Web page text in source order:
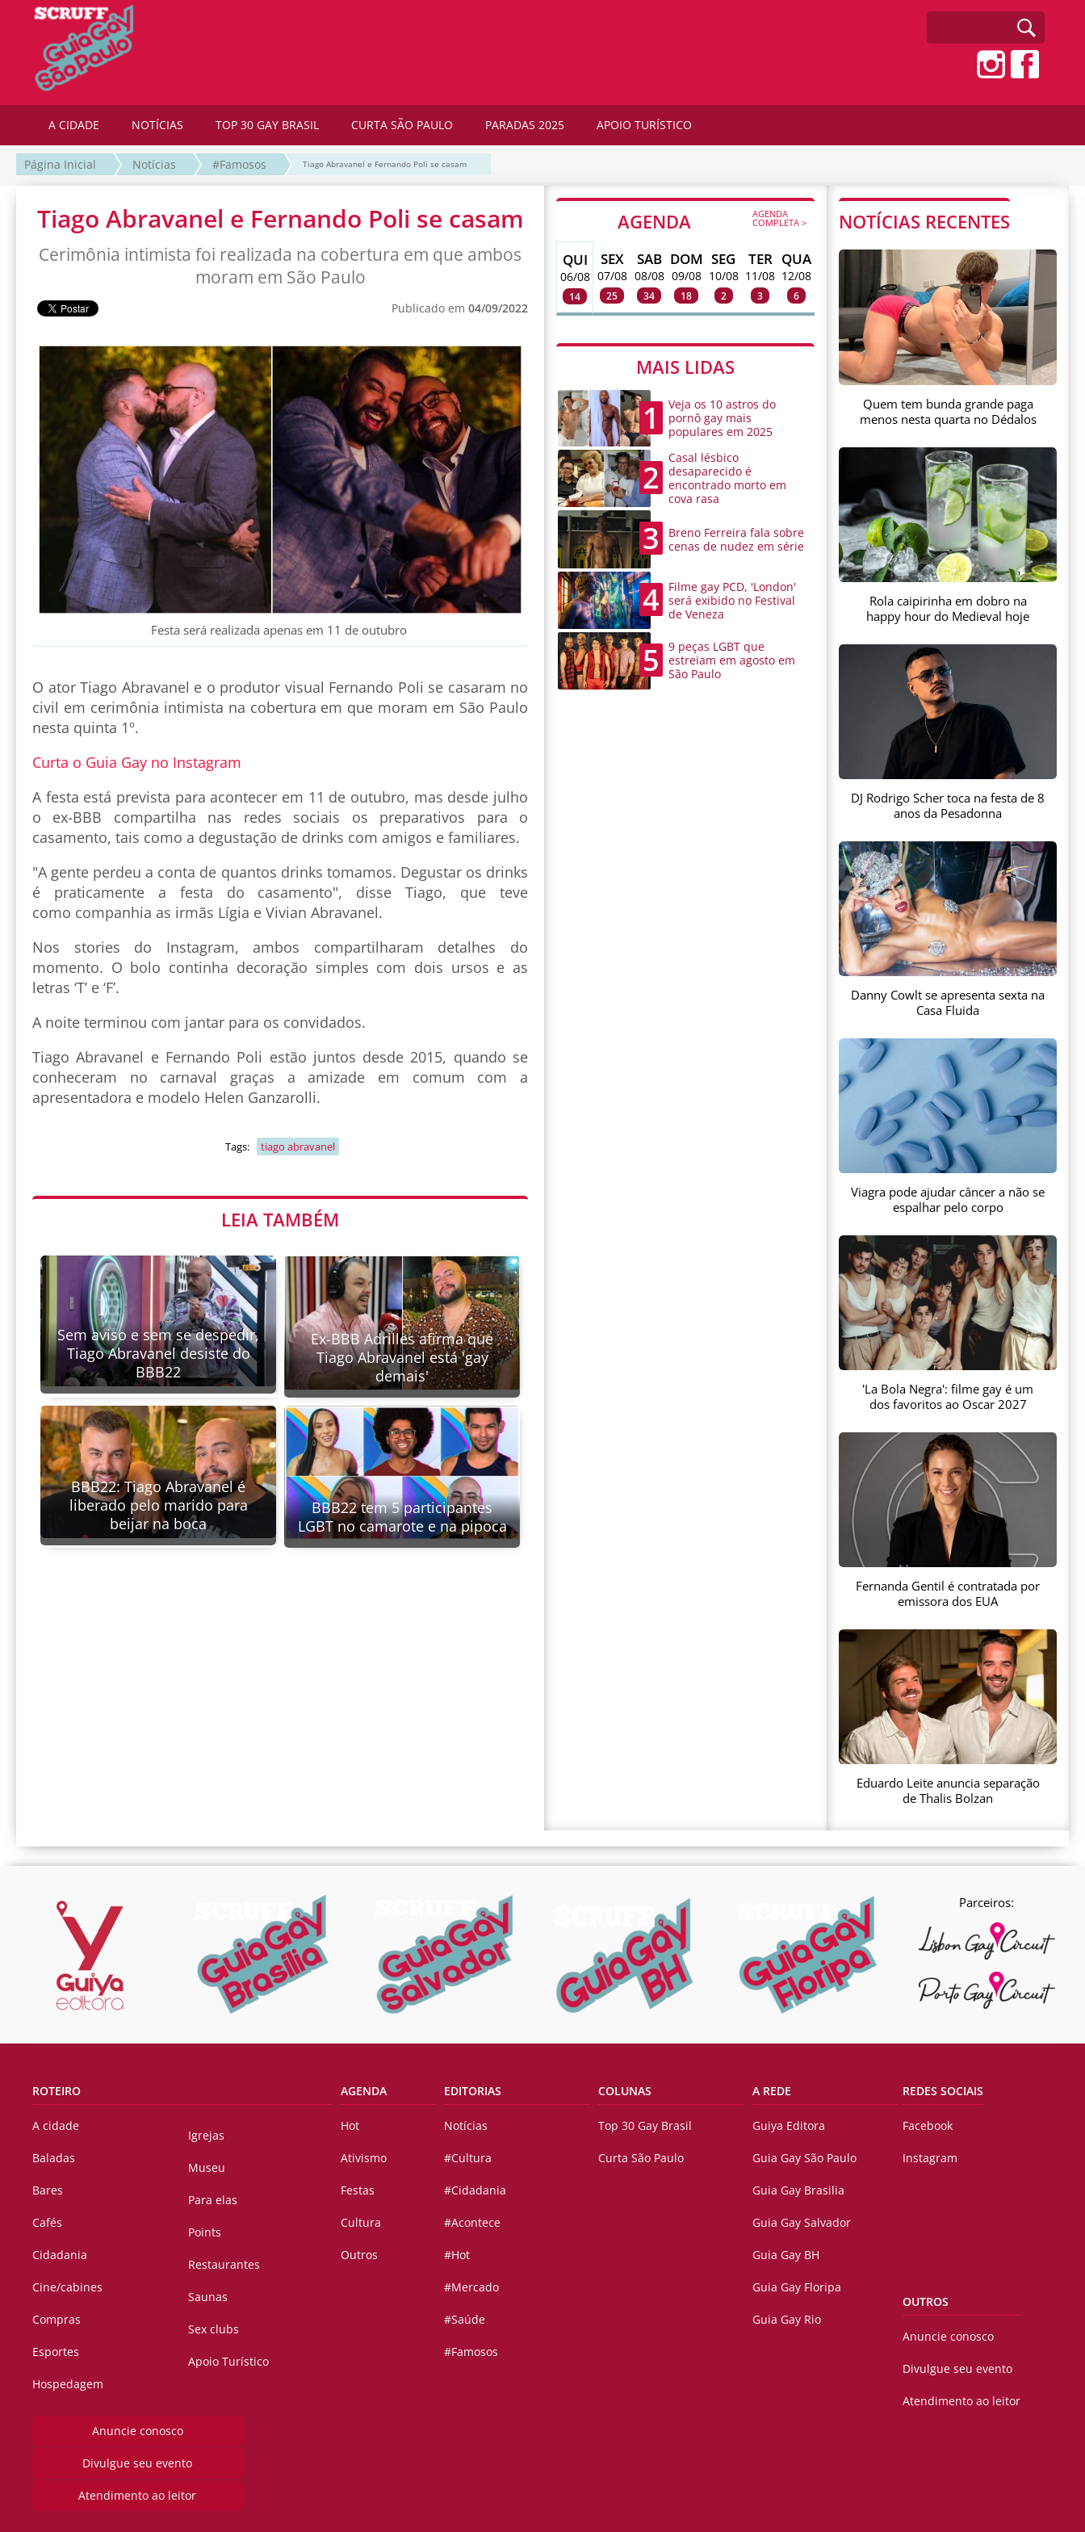
A CIDADE NOTÍCIAS TOP 30 GAY BRASIL CURTA SÃO PAULO PARADAS 2025 APOIO TURÍSTICO
Página Inicial Notícias #Famosos Tiago Abravanel e Fernando Poli se casam
Tiago Abravanel e Fernando Poli se casam
Cerimônia intimista foi realizada na cobertura em que ambos
moram em São Paulo
Publicado em 04/09/2022
Festa será realizada apenas em 11 de outubro
O ator Tiago Abravanel e o produtor visual Fernando Poli se casaram no
civil em cerimônia intimista na cobertura em que moram em São Paulo
nesta quinta 1º.
Curta o Guia Gay no Instagram
A festa está prevista para acontecer em 11 de outubro, mas desde julho
o ex-BBB compartilha nas redes sociais os preparativos para o
casamento, tais como a degustação de drinks com amigos e familiares.
"A gente perdeu a conta de quantos drinks tomamos. Degustar os drinks
é praticamente a festa do casamento", disse Tiago, que teve
como companhia as irmãs Lígia e Vivian Abravanel.
Nos stories do Instagram, ambos compartilharam detalhes do
momento. O bolo continha decoração simples com dois ursos e as
letras ‘T’ e ‘F’.
A noite terminou com jantar para os convidados.
Tiago Abravanel e Fernando Poli estão juntos desde 2015, quando se
conheceram no carnaval graças a amizade em comum com a
apresentadora e modelo Helen Ganzarolli.
Tags: tiago abravanel
LEIA TAMBÉM
Sem aviso e sem se despedir,
Tiago Abravanel desiste do
BBB22
Ex-BBB Adrilles afirma que
Tiago Abravanel está 'gay
demais'
BBB22: Tiago Abravanel é
liberado pelo marido para
beijar na boca
BBB22 tem 5 participantes
LGBT no camarote e na pipoca
AGENDA AGENDA
COMPLETA >
QUI
06/08
14
SEX
07/08
25
SAB
08/08
34
DOM
09/08
18
SEG
10/08
2
TER
11/08
3
QUA
12/08
6
MAIS LIDAS
1
Veja os 10 astros do
pornô gay mais
populares em 2025
2
Casal lésbico
desaparecido é
encontrado morto em
cova rasa
3
Breno Ferreira fala sobre
cenas de nudez em série
4
Filme gay PCD, 'London'
será exibido no Festival
de Veneza
5
9 peças LGBT que
estreiam em agosto em
São Paulo
NOTÍCIAS RECENTES
Quem tem bunda grande paga
menos nesta quarta no Dédalos
Rola caipirinha em dobro na
happy hour do Medieval hoje
DJ Rodrigo Scher toca na festa de 8
anos da Pesadonna
Danny Cowlt se apresenta sexta na
Casa Fluida
Viagra pode ajudar câncer a não se
espalhar pelo corpo
'La Bola Negra': filme gay é um
dos favoritos ao Oscar 2027
Fernanda Gentil é contratada por
emissora dos EUA
Eduardo Leite anuncia separação
de Thalis Bolzan
Parceiros:
ROTEIRO
A cidade
Baladas
Bares
Cafés
Cidadania
Cine/cabines
Compras
Esportes
Hospedagem
Igrejas
Museu
Para elas
Points
Restaurantes
Saunas
Sex clubs
Apoio Turístico
Anuncie conosco
Divulgue seu evento
Atendimento ao leitor
AGENDA
Hot
Ativismo
Festas
Cultura
Outros
EDITORIAS
Notícias
#Cultura
#Cidadania
#Acontece
#Hot
#Mercado
#Saúde
#Famosos
COLUNAS
Top 30 Gay Brasil
Curta São Paulo
A REDE
Guiya Editora
Guia Gay São Paulo
Guia Gay Brasilia
Guia Gay Salvador
Guia Gay BH
Guia Gay Floripa
Guia Gay Rio
REDES SOCIAIS
Facebook
Instagram
OUTROS
Anuncie conosco
Divulgue seu evento
Atendimento ao leitor